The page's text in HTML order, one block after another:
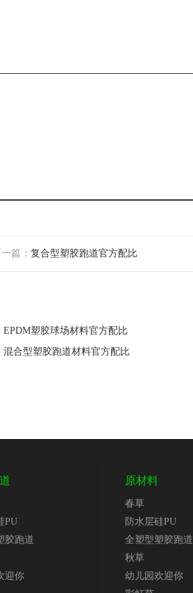
篇： 复合型塑胶跑道官方配比
EPDM塑胶球场材料官方配比
混合型塑胶跑道材料官方配比
PU
胶跑道
迎你
原材料
春草
防水层硅PU
全塑型塑胶跑道
秋草
幼儿园欢迎你